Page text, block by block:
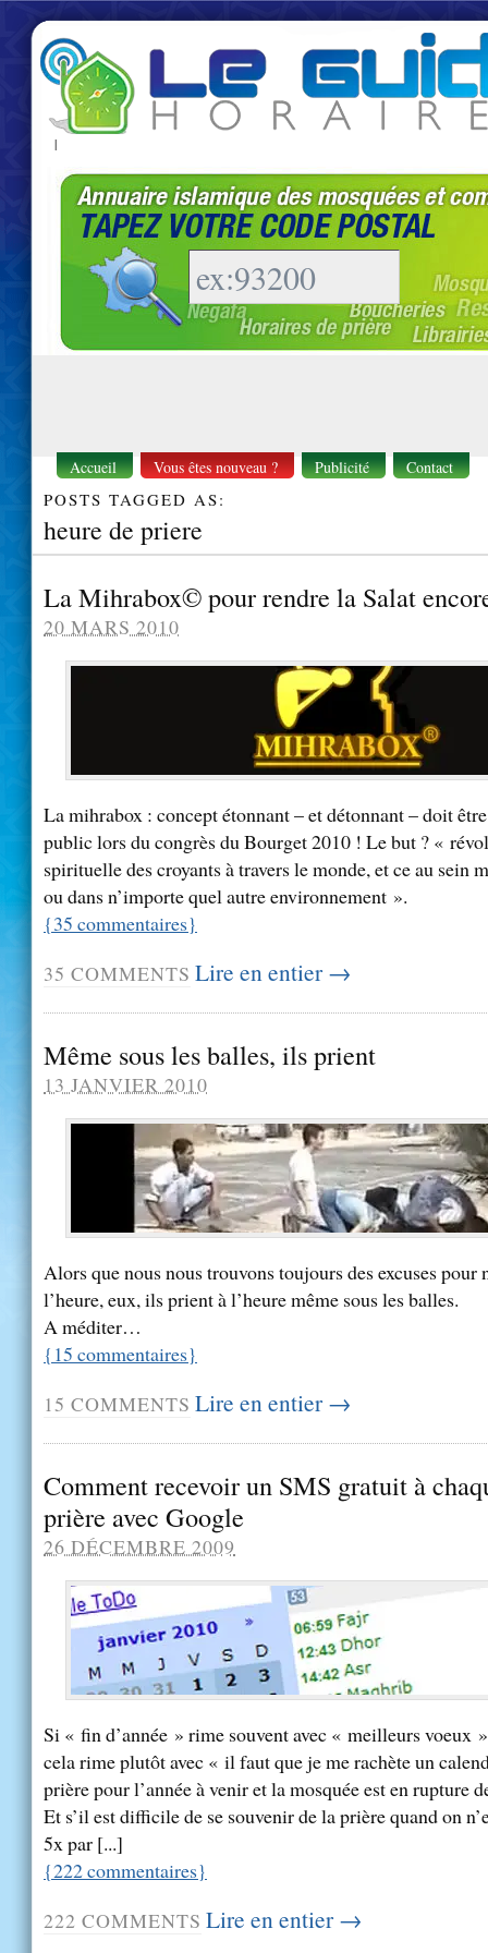
|
Accueil Vous êtes nouveau ? Publicité Contact
POSTS TAGGED AS:
heure de priere
La Mihrabox© pour rendre la Salat
20 MARS 2010
La mihrabox : concept étonnant – et détonnant – doit
public lors du congrès du Bourget 2010 ! Le but ? «
spirituelle des croyants à travers le monde, et ce au sein
ou dans n’importe quel autre environnement ».
{35 commentaires}
35 COMMENTS Lire en entier →
Même sous les balles, ils prient
13 JANVIER 2010
Alors que nous nous trouvons toujours des excuses pour
l’heure, eux, ils prient à l’heure même sous les balles.
A méditer…
{ 15 commentaires}
15 COMMENTS Lire en entier →
Comment recevoir un SMS gratuit à
prière avec Google
26 DÉCEMBRE 2009
Si « fin d’année » rime souvent avec « meilleurs voeux
cela rime plutôt avec « il faut que je me rachète un
prière pour l’année à venir et la mosquée est en rupture
Et s’il est difficile de se souvenir de la prière quand on
5x par [...]
{222commentaires}
222 COMMENTS Lire en entier →